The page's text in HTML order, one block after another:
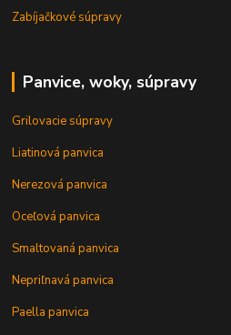
Zabíjačkové súpravy
Panvice, woky, súpravy
Grilovacie súpravy
Liatinová panvica
Nerezová panvica
Oceľová panvica
Smaltovaná panvica
Nepriľnavá panvica
Paella panvica